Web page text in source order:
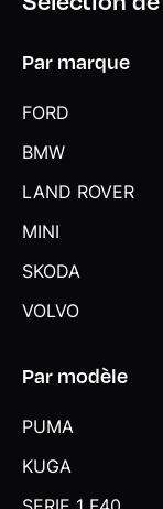
Par marque
FORD
BMW
LAND ROVER
MINI
SKODA
VOLVO
Par modèle
PUMA
KUGA